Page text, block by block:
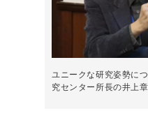
ユニークな研究姿勢に
究センター所長の井上